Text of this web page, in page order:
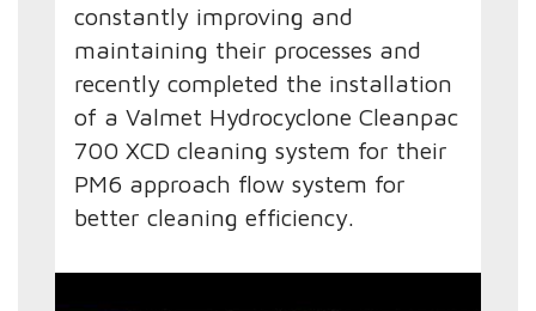
constantly improving and
maintaining their processes and
recently completed the installation
of a Valmet Hydrocyclone Cleanpac
700 XCD cleaning system for their
PM6 approach flow system for
better cleaning efficiency.